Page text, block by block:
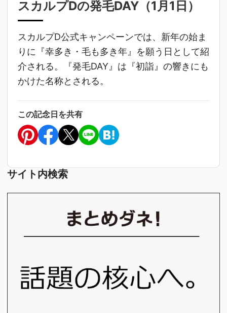
スカルプDの発毛DAY（1月1日 ）
スカルプD公式キャンペーンでは、新年の始ま
りに『幸多き・毛も多き年』を願う日として紹
介される。『発毛DAY』は『初詣』の響きにも
かけた名称とされる。
この記念日を共有
サイト内検索